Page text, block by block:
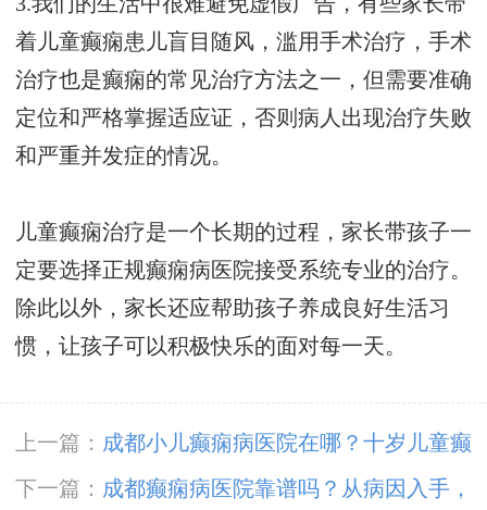
着儿童癫痫患儿盲目随风，滥用手术治疗，手术
治疗也是癫痫的常见治疗方法之一，但需要准确
定位和严格掌握适应证，否则病人出现治疗失败
和严重并发症的情况。
儿童癫痫治疗是一个长期的过程，家长带孩子一
定要选择正规癫痫病医院接受系统专业的治疗。
除此以外，家长还应帮助孩子养成良好生活习
惯，让孩子可以积极快乐的面对每一天。
上一篇： 成都小儿癫痫病医院在哪？十岁儿童癫
痫病的症状有什么呢？
下一篇： 成都癫痫病医院靠谱吗？从病因入手，